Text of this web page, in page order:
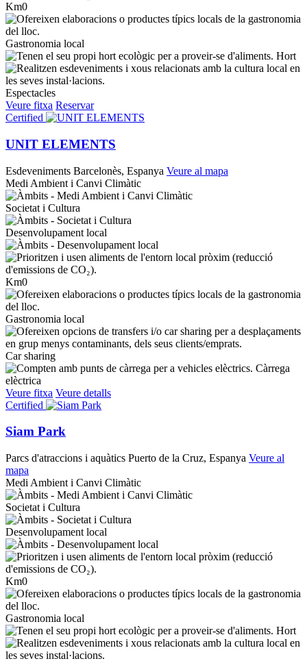
Km0
Gastronomia local
Hort
Espectacles
Veure fitxa Reservar
Certified
UNIT ELEMENTS
Esdeveniments Barcelonès, Espanya Veure al mapa
Medi Ambient i Canvi Climàtic
Societat i Cultura
Desenvolupament local
Km0
Gastronomia local
Car sharing
Càrrega
elèctrica
Veure fitxa Veure detalls
Certified
Siam Park
Parcs d'atraccions i aquàtics Puerto de la Cruz, Espanya Veure al
mapa
Medi Ambient i Canvi Climàtic
Societat i Cultura
Desenvolupament local
Km0
Gastronomia local
Hort